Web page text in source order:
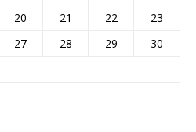
20 21 22
23
27 28 29
30